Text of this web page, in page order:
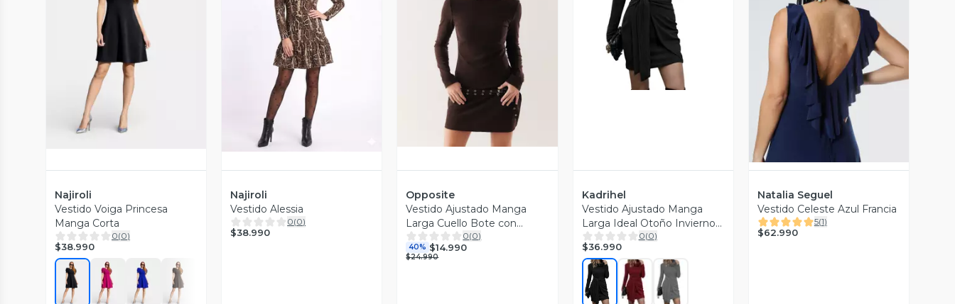
Vista Previa
Najiroli
Vestido Voiga Princesa
Manga Corta
0(0)
$38.990
Vista Previa
Najiroli
Vestido Alessia
0(0)
$38.990
Vista Previa
Opposite
Vestido Ajustado Manga
Larga Cuello Bote con
Cinturón
0(0)
40% $14.990
$24.990
Vista Previa
Kadrihel
Vestido Ajustado Manga
Larga Ideal Otoño Invierno
I032
0(0)
$36.990
Vista Previa
Natalia Seguel
Vestido Celeste Azul Francia
5(1)
$62.990